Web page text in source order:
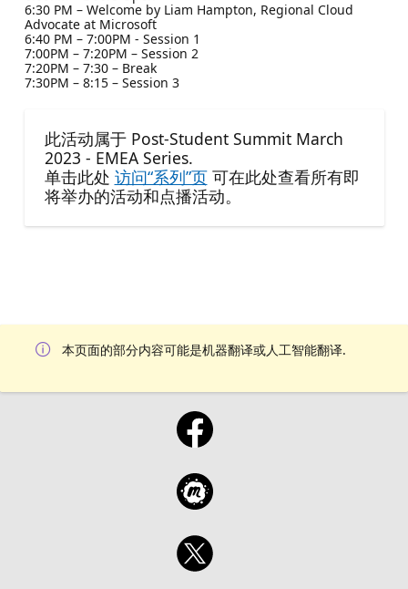
6:30 PM – Welcome by Liam Hampton, Regional Cloud
Advocate at Microsoft
6:40 PM – 7:00PM - Session 1
7:00PM – 7:20PM – Session 2
7:20PM – 7:30 – Break
7:30PM – 8:15 – Session 3
此活动属于 Post-Student Summit March
2023 - EMEA Series.
单击此处 访问“系列”页可在此处查看所有即
将举办的活动和点播活动。
本页面的部分内容可能是机器翻译或人工智能翻译.